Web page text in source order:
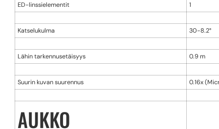
ED-linssielementit 1
Katselukulma 30-8.2°
Lähin tarkennusetäisyys 0.9 m
Suurin kuvan suurennus 0.16x
AUKKO